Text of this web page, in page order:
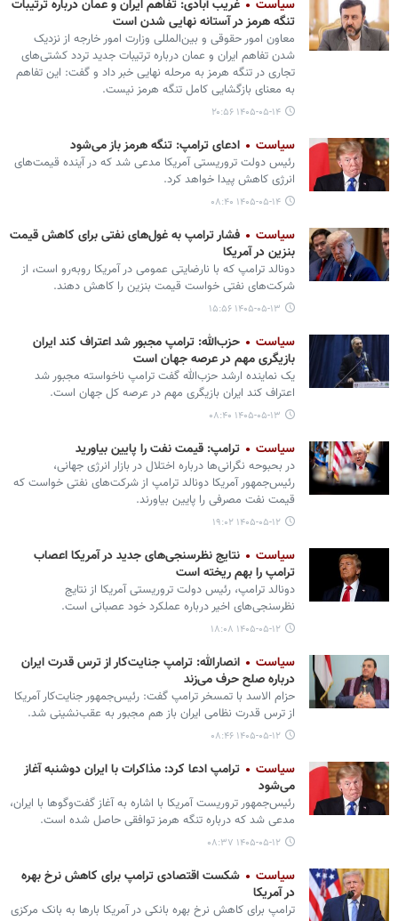
سیاست
غریب آبادی: تفاهم ایران و عمان درباره ترتیبات
تنگه هرمز در آستانه نهایی شدن است
معاون امور حقوقی و بین‌المللی وزارت امور خارجه از نزدیک
شدن تفاهم ایران و عمان درباره ترتیبات جدید تردد کشتی‌های
تجاری در تنگه هرمز به مرحله نهایی خبر داد و گفت: این تفاهم
به معنای بازگشایی کامل تنگه هرمز نیست.
۱۴۰۵-۰۵-۱۴ ۲۰:۵۶
سیاست ادعای ترامپ: تنگه هرمز باز می‌شود
رئیس دولت تروریستی آمریکا مدعی شد که در آینده قیمت‌های
انرژی کاهش پیدا خواهد کرد.
۱۴۰۵-۰۵-۱۴ ۰۸:۴۰
سیاست
فشار ترامپ به غول‌های نفتی برای کاهش قیمت
بنزین در آمریکا
دونالد ترامپ که با نارضایتی عمومی در آمریکا روبه‌رو است، از
شرکت‌های نفتی خواست قیمت بنزین را کاهش دهند.
۱۴۰۵-۰۵-۱۳ ۱۵:۵۶
سیاست
حزب‌الله: ترامپ مجبور شد اعتراف کند ایران
بازیگری مهم در عرصه جهان است
یک نماینده ارشد حزب‌الله گفت ترامپ ناخواسته مجبور شد
اعتراف کند ایران بازیگری مهم در عرصه کل جهان است.
۱۴۰۵-۰۵-۱۳ ۰۸:۴۰
سیاست ترامپ: قیمت نفت را پایین بیاورید
در بحبوحه نگرانی‌ها درباره اختلال در بازار انرژی جهانی،
رئیس‌جمهور آمریکا دونالد ترامپ از شرکت‌های نفتی خواست که
قیمت نفت مصرفی را پایین بیاورند.
۱۴۰۵-۰۵-۱۲ ۱۹:۰۲
سیاست
نتایج نظرسنجی‌های جدید در آمریکا اعصاب
ترامپ را بهم ریخته است
دونالد ترامپ، رئیس دولت تروریستی آمریکا از نتایج
نظرسنجی‌های اخیر درباره عملکرد خود عصبانی است.
۱۴۰۵-۰۵-۱۲ ۱۸:۰۸
سیاست
انصارالله: ترامپ جنایت‌کار از ترس قدرت ایران
درباره صلح حرف می‌زند
حزام الاسد با تمسخر ترامپ گفت: رئیس‌جمهور جنایت‌کار آمریکا
از ترس قدرت نظامی ایران باز هم مجبور به عقب‌نشینی شد.
۱۴۰۵-۰۵-۱۲ ۰۸:۴۶
سیاست
ترامپ ادعا کرد: مذاکرات با ایران دوشنبه آغاز
می‌شود
رئیس‌جمهور تروریست آمریکا با اشاره به آغاز گفت‌وگوها با ایران،
مدعی شد که درباره تنگه هرمز توافقی حاصل شده است.
۱۴۰۵-۰۵-۱۲ ۰۸:۳۷
سیاست
شکست اقتصادی ترامپ برای کاهش نرخ بهره
در آمریکا
ترامپ برای کاهش نرخ بهره بانکی در آمریکا بارها به بانک مرکزی